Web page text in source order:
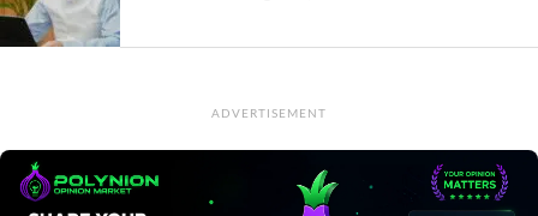
ADVERTISEMENT